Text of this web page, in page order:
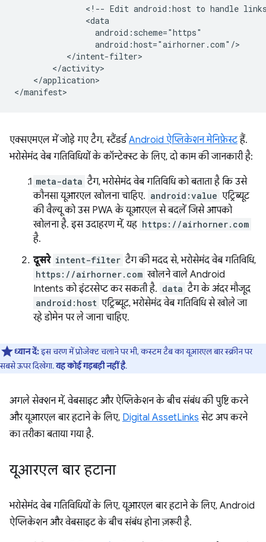
<!-- Edit android:host to handle
</application>
एक्सएमएल में जोड़े गए टैग, स्टैंडर्ड Android ऐप्लिकेशन मेनिफ़ेस्टहैं.
भरोसेमंद वेब गतिविधियों के कॉन्टेक्स्ट के लिए, दो काम की जानकारी है:
meta-data टैग, भरोसेमंद वेब गतिविधि को बताता है कि उसे
कौनसा यूआरएल खोलना चाहिए. android:value एट्रिब्यूट
की वैल्यू को उस PWA के यूआरएल से बदलें जिसे आपको
खोलना है. इस उदाहरण में, यह https://airhorner.com
है.
दूसरे intent-filter टैग की मदद से, भरोसेमंद वेब गतिविधि,
https://airhorner.com खोलने वाले Android
Intents को इंटरसेप्ट कर सकती है. data टैग के अंदर मौजूद
android:host एट्रिब्यूट, भरोसेमंद वेब गतिविधि से खोले जा
रहे डोमेन पर ले जाना चाहिए.
ध्यान दें:इस चरण में प्रोजेक्ट चलाने पर भी, कस्टम टैब का यूआरएल बार स्क्रीन पर
सबसे ऊपर दिखेगा.यह कोई गड़बड़ी नहीं है.
अगले सेक्शन में, वेबसाइट और ऐप्लिकेशन के बीच संबंध की पुष्टि करने
और यूआरएल बार हटाने के लिए, Digital AssetLinks सेट अप करने
का तरीका बताया गया है.
यूआरएल बार हटाना
भरोसेमंद वेब गतिविधियों के लिए, यूआरएल बार हटाने के लिए, Android
ऐप्लिकेशन और वेबसाइट के बीच संबंध होना ज़रूरी है.